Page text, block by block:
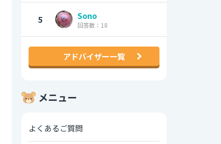
5 Sono
回答数：18
アドバイザー一覧
メニュー
よくあるご質問